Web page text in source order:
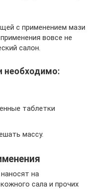
с применением мази
вовсе не
салон.
необходимо:
таблетки
массу.
на
сала и прочих